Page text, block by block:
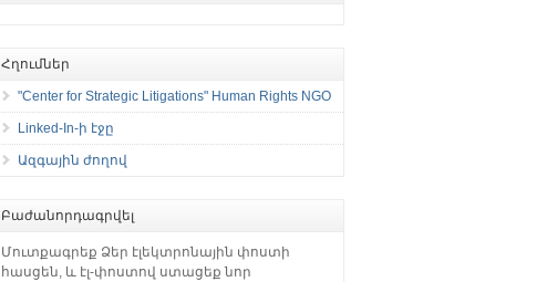
Հղումներ
"Center for Strategic Litigations" Human Rights NGO
Linked-In-ի էջը
Ազգային ժողով
Բաժանորդագրվել
Մուտքագրեք Ձեր էլեկտրոնային փոստի
հասցեն, և էլ-փոստով ստացեք նոր